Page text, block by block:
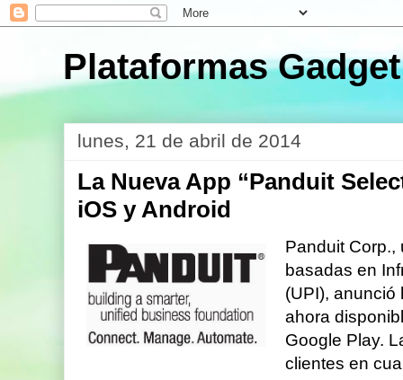
Plataformas Gadget
lunes, 21 de abril de 2014
La Nueva App “Panduit
iOS y Android
Panduit
basadas en
(UPI), anunció
ahora
Google Play.
clientes en